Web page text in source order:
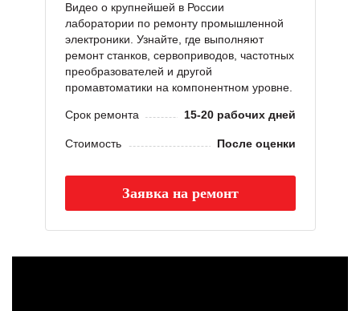
Видео о крупнейшей в России
лаборатории по ремонту промышленной
электроники. Узнайте, где выполняют
ремонт станков, сервоприводов, частотных
преобразователей и другой
промавтоматики на компонентном уровне.
Срок ремонта 15-20 рабочих дней
Стоимость После оценки
Заявка на ремонт